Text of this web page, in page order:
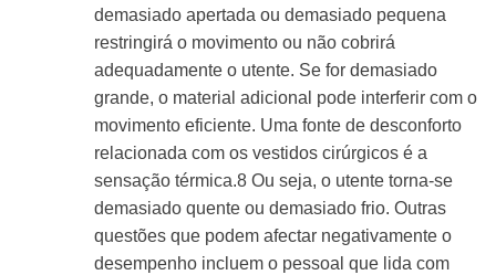
demasiado apertada ou demasiado pequena
restringirá o movimento ou não cobrirá
adequadamente o utente. Se for demasiado
grande, o material adicional pode interferir com o
movimento eficiente. Uma fonte de desconforto
relacionada com os vestidos cirúrgicos é a
sensação térmica.8 Ou seja, o utente torna-se
demasiado quente ou demasiado frio. Outras
questões que podem afectar negativamente o
desempenho incluem o pessoal que lida com